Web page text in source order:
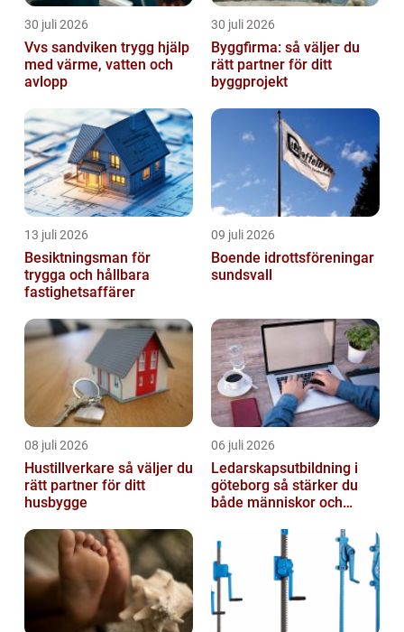
30 juli 2026
Vvs sandviken trygg hjälp
med värme, vatten och
avlopp
30 juli 2026
Byggfirma: så väljer du
rätt partner för ditt
byggprojekt
13 juli 2026
Besiktningsman för
trygga och hållbara
fastighetsaffärer
09 juli 2026
Boende idrottsföreningar
sundsvall
08 juli 2026
Hustillverkare så väljer du
rätt partner för ditt
husbygge
06 juli 2026
Ledarskapsutbildning i
göteborg så stärker du
både människor och